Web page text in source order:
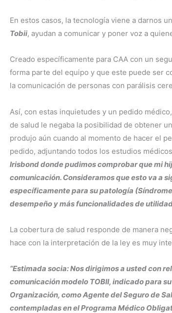
En estos casos, la tecnología viene a darnos
Tobii, ayudan a comunicar y poner voz a
Creado específicamente para CAA con un
forma parte del equipo y que este puede ser
la comunicación de personas con parálisis
Así, con estas inquietudes y un pedido
de salud le negaba la posibilidad de obtener
produjo aún cuando al momento de hacer el
pedido, adjuntando todos los estudios
Irisbond donde pudimos comprobar que mi
comunicación. Consideramos que esto va a
específicamente para su patología
desempeño y más funcionalidades de
La cobertura de salud responde de manera
hace con la interpretación de la ley es muy
“Estimada socia: Nos dirigimos a usted con
comunicación modelo TOBII, indicado para
Organización, como Agente del Seguro de
contempladas en el Programa Médico